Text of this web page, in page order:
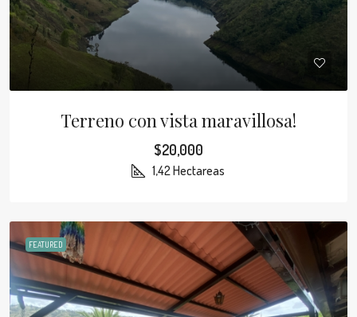
Terreno con vista maravillosa!
$20,000
1,42 Hectareas
FEATURED